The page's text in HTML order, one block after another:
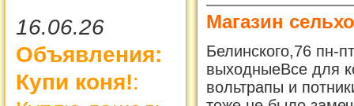
16.06.26
Объявления:
Купи коня!:
Магазин
Белинского,76 пн-
выходныеВсе для
вольтрапы и